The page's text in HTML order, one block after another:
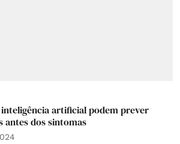
inteligência artificial podem prever
antes dos sintomas